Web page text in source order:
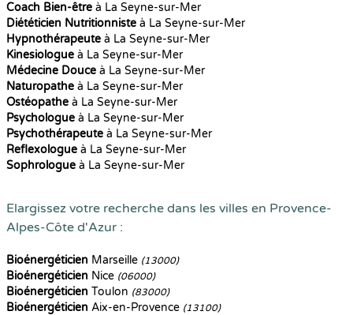
Coach Bien-être à La Seyne-sur-Mer
Diététicien Nutritionniste à La Seyne-sur-Mer
Hypnothérapeute à La Seyne-sur-Mer
Kinesiologue à La Seyne-sur-Mer
Médecine Douce à La Seyne-sur-Mer
Naturopathe à La Seyne-sur-Mer
Ostéopathe à La Seyne-sur-Mer
Psychologue à La Seyne-sur-Mer
Psychothérapeute à La Seyne-sur-Mer
Reflexologue à La Seyne-sur-Mer
Sophrologue à La Seyne-sur-Mer
Elargissez votre recherche dans les villes en Provence-
Alpes-Côte d'Azur :
Bioénergéticien Marseille (13000)
Bioénergéticien Nice (06000)
Bioénergéticien Toulon (83000)
Bioénergéticien Aix-en-Provence (13100)